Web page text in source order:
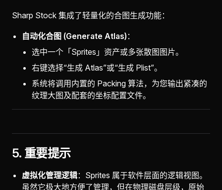
Sharp Stock 集成了轻量化的合图生成功能：
自动化合图 (Generate Atlas) ：
选中一个「Sprites」资产或多张散图图片。
右键选择“生成 Atlas”或“生成 Plist”。
系统将调用内置的 Packing 算法，为您输出紧凑的
纹理大图及配套的坐标配置文件。
5. 重要提示
虚拟化管理逻辑：Sprites 属于软件层面的逻辑视图。
虽然它极大地方便了管理，但在物理磁盘层级，原始